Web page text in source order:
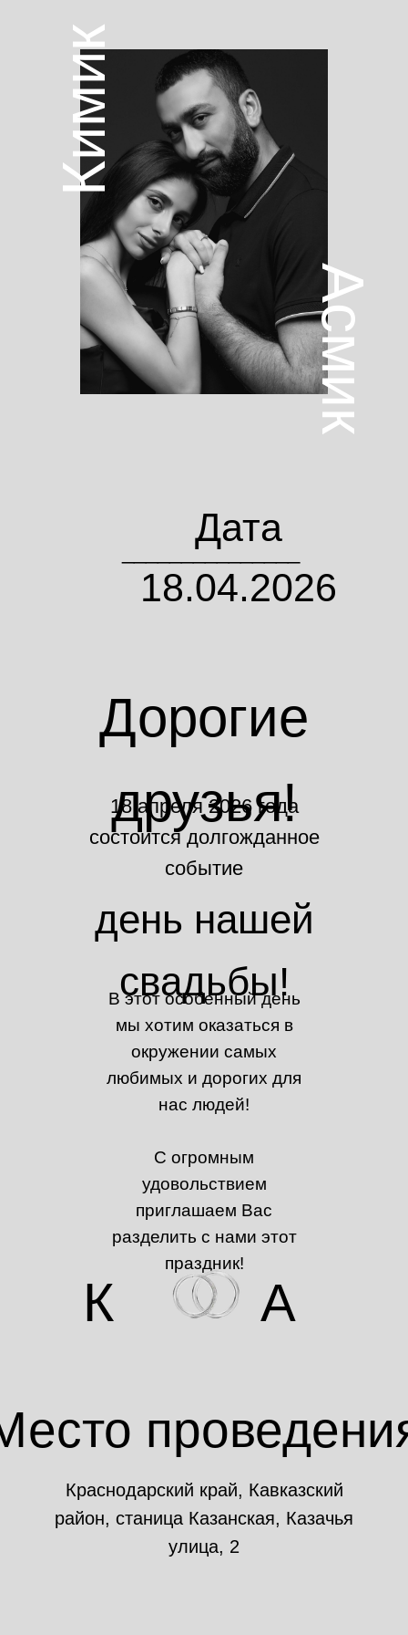
Асмик
Кимик
Дата
18.04.2026
_______________
Дорогие
друзья!
18 апреля 2026 года
состоится долгожданное
событие
В этот особенный день
мы хотим оказаться в
окружении самых
любимых и дорогих для
нас людей!
С огромным
удовольствием
приглашаем Вас
разделить с нами этот
праздник!
К А
день нашей
свадьбы!
Краснодарский край, Кавказский
район, станица Казанская, Казачья
улица, 2